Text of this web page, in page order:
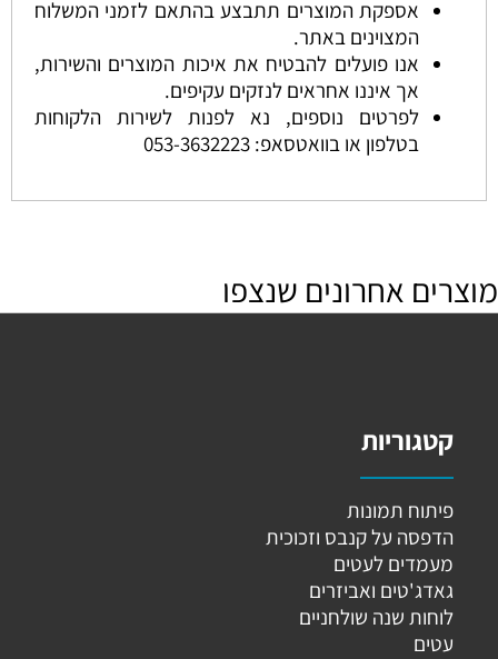
אספקת המוצרים תתבצע בהתאם לזמני המשלוח
המצוינים באתר.
אנו פועלים להבטיח את איכות המוצרים והשירות,
אך איננו אחראים לנזקים עקיפים.
לפרטים נוספים, נא לפנות לשירות הלקוחות
בטלפון או בוואטסאפ: 053-3632223
מוצרים אחרונים שנצפו
קטגוריות
פיתוח תמונות
הדפסה על קנבס וזכוכית
מעמדים לעטים
גאדג'טים ואביזרים
לוחות שנה שולחניים
עטים